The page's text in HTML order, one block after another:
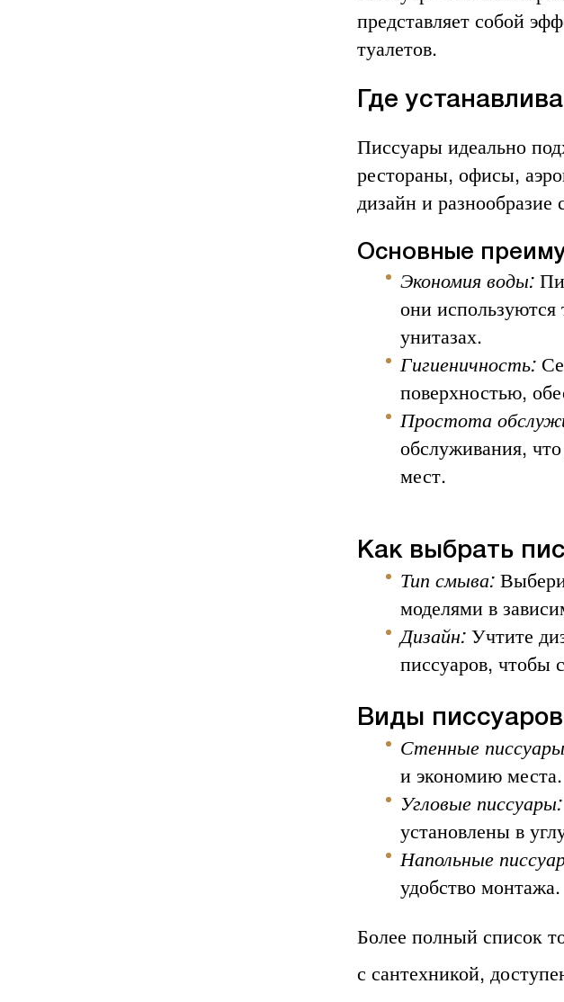
представляет собой
туалетов.
Где
Писсуары идеально
рестораны, офисы,
дизайн и разнообразие
Основные
Экономия воды:
они
унитазах.
Гигиеничность:
поверхностью,
Простота
обслуживания,
мест.
Как выбрать
Тип смыва:
моделями в
Дизайн:Учтите
писсуаров, чтобы
Виды
Стенные
и экономию места.
Угловые писсуары:
установлены в
Напольные
удобство монтажа.
Более полный список
с сантехникой,